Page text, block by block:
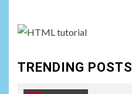
TRENDING POSTS